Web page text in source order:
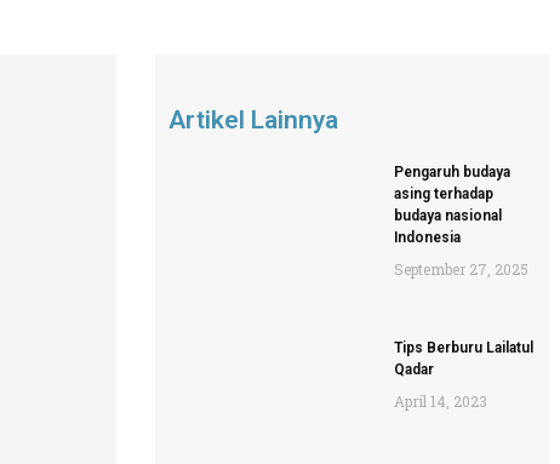
Artikel Lainnya
Pengaruh budaya
asing terhadap
budaya nasional
Indonesia
September 27, 2025
Tips Berburu Lailatul
Qadar
April 14, 2023